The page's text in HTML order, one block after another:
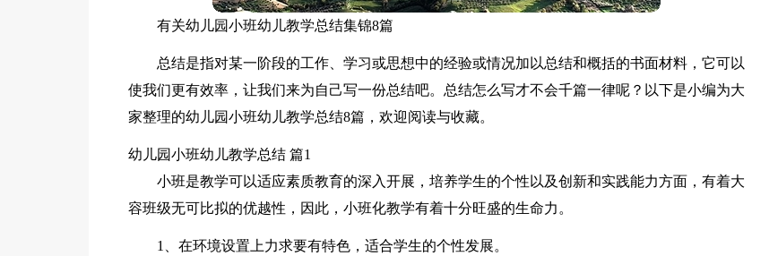
有关幼儿园小班幼儿教学总结集锦8篇
总结是指对某一阶段的工作、学习或思想中的经验或情况加以总结和概括的书面材料，它可以
使我们更有效率，让我们来为自己写一份总结吧。总结怎么写才不会千篇一律呢？以下是小编为大
家整理的幼儿园小班幼儿教学总结8篇，欢迎阅读与收藏。
幼儿园小班幼儿教学总结 篇1
小班是教学可以适应素质教育的深入开展，培养学生的个性以及创新和实践能力方面，有着大
容班级无可比拟的优越性，因此，小班化教学有着十分旺盛的生命力。
1、在环境设置上力求要有特色，适合学生的个性发展。